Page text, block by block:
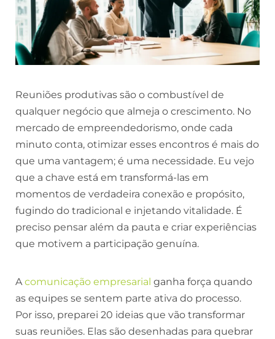
Reuniões produtivas são o combustível de
qualquer negócio que almeja o crescimento. No
mercado de empreendedorismo, onde cada
minuto conta, otimizar esses encontros é mais do
que uma vantagem; é uma necessidade. Eu vejo
que a chave está em transformá-las em
momentos de verdadeira conexão e propósito,
fugindo do tradicional e injetando vitalidade. É
preciso pensar além da pauta e criar experiências
que motivem a participação genuína.
Acomunicação empresarial ganha força quando
as equipes se sentem parte ativa do processo.
Por isso, preparei 20 ideias que vão transformar
suas reuniões. Elas são desenhadas para quebrar